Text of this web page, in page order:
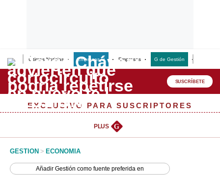
Últimas Noticias Empresas G Empresas G de Gestión
Lo último
Peru Quiosco
Management & Empleo
SUSCRÍBETE
EXCLUSIVO PARA SUSCRIPTORES
PLUS G
GESTION > ECONOMIA
AñadirGestión como fuente preferida en